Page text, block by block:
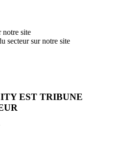
notre site
secteur sur notre site
EST TRIBUNE